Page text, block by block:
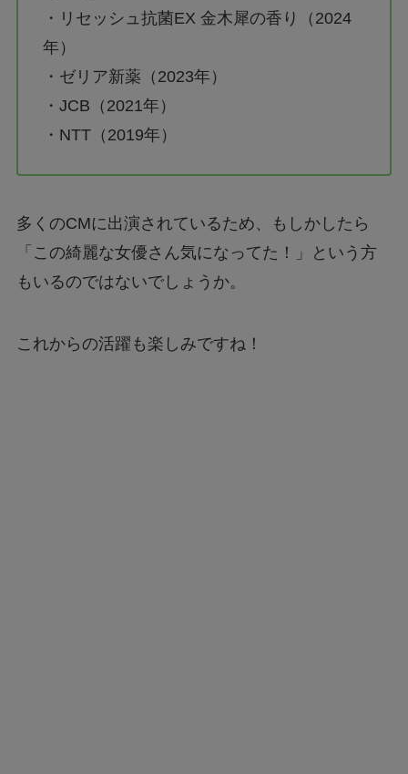
・リセッシュ抗菌EX 金木犀の香り（2024
年）
・ゼリア新薬（2023年）
・JCB（2021年）
・NTT（2019年）
多くのCMに出演されているため、もしかしたら
「この綺麗な女優さん気になってた！」という方
もいるのではないでしょうか。
これからの活躍も楽しみですね！